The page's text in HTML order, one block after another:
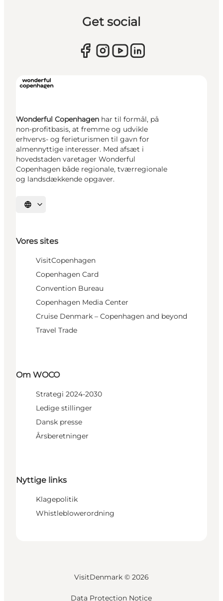
Get social
Wonderful Copenhagen har til formål, på
non-profitbasis, at fremme og udvikle
erhvervs- og ferieturismen til gavn for
almennyttige interesser. Med afsæt i
hovedstaden varetager Wonderful
Copenhagen både regionale, tværregionale
og landsdækkende opgaver.
Vælg sprog
Vores sites
VisitCopenhagen
Copenhagen Card
Convention Bureau
Copenhagen Media Center
Cruise Denmark – Copenhagen and beyond
Travel Trade
Om WOCO
Strategi 2024-2030
Ledige stillinger
Dansk presse
Årsberetninger
Nyttige links
Klagepolitik
Whistleblowerordning
VisitDenmark © 2026
Data Protection Notice